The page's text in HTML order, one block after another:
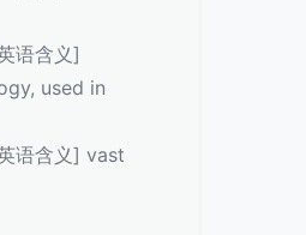
语含义]
used in
语含义] vast